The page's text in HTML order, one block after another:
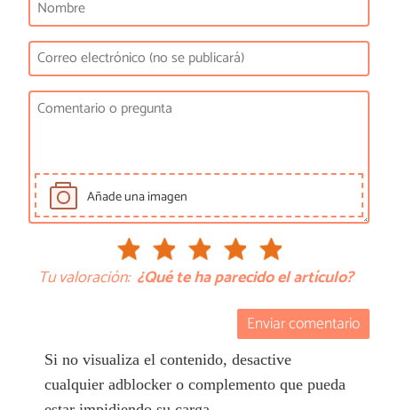
Añade una imagen
Tu valoración: ¿Qué te ha parecido el artículo?
Enviar comentario
Si no visualiza el contenido, desactive
cualquier adblocker o complemento que pueda